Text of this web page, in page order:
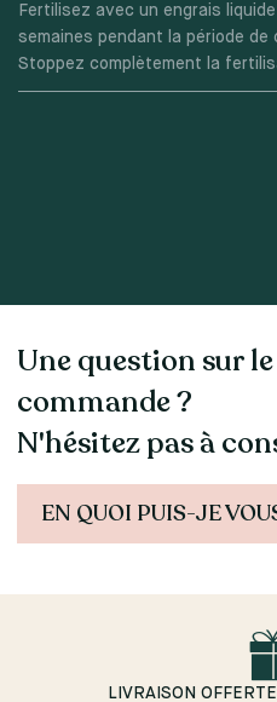
Fertilisez avec un engrais
semaines pendant la période
Stoppez complètement la
Une question sur
commande ?
N'hésitez pas à
EN QUOI PUIS-JE
LIVRAISON